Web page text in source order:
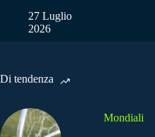
27 Luglio
2026
Di tendenza
Mondiali